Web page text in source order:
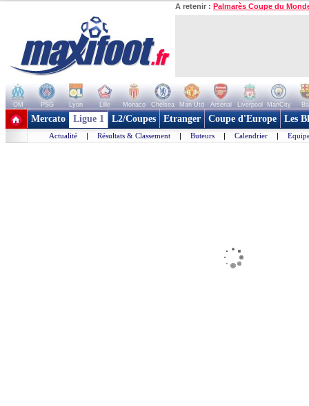
A retenir : Palmarès Coupe du
OM PSG Lyon Lille Monaco Chelsea Man Utd Arsenal Liverpool ManCity
+ de clubs
Mercato Ligue 1 L2/Coupes Etranger Coupe d'Europe Les
Actualité | Résultats & Classement | Buteurs | Calendrier |